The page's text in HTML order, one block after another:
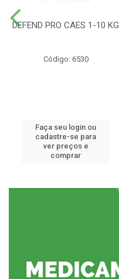
DEFEND PRO CAES 1-10 KG
Código: 6530
Faça seu login ou
cadastre-se para
ver preços e
comprar